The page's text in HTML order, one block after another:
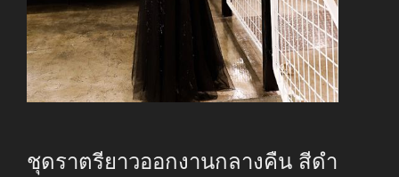
ชุดราตรียาวออกงานกลางคืน สีดำ